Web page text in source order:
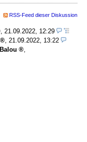
RSS-Feed dieser Diskussion
21.09.2022, 12:29
21.09.2022, 13:22
Balou